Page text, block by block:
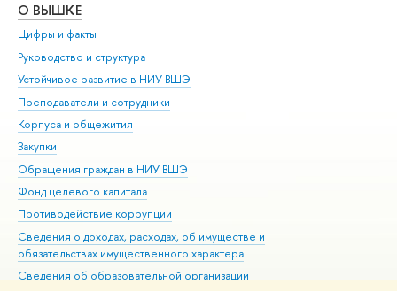
О ВЫШКЕ
Цифры и факты
Руководство и структура
Устойчивое развитие в НИУ ВШЭ
Преподаватели и сотрудники
Корпуса и общежития
Закупки
Обращения граждан в НИУ ВШЭ
Фонд целевого капитала
Противодействие коррупции
Сведения о доходах, расходах, об имуществе и
обязательствах имущественного характера
Сведения об образовательной организации